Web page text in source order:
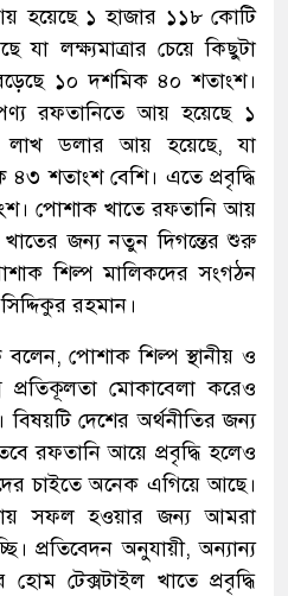
হয়েছে ১ হাজার ১১৮ কোটি
লক্ষ্যমাত্রার চেয়ে কিছুটা
১০ দশমিক ৪০ শতাংশ।
রফতানিতে আয় হয়েছে ১
ডলার আয় হয়েছে, যা
৪৩ শতাংশ বেশি। এতে প্রবৃদ্ধি
পোশাক খাতে রফতানি আয়
জন্য নতুন দিগন্তের শুরু
শিল্প মালিকদের সংগঠন
রহমান।
বলেন, পোশাক শিল্প স্থানীয় ও
প্রতিকূলতা মোকাবেলা করেও
দেশের অর্থনীতির জন্য
রফতানি আয়ে প্রবৃদ্ধি হলেও
চাইতে অনেক এগিয়ে আছে।
সফল হওয়ার জন্য আমরা
প্রতিবেদন অনুযায়ী, অন্যান্য
টেক্সটাইল খাতে প্রবৃদ্ধি